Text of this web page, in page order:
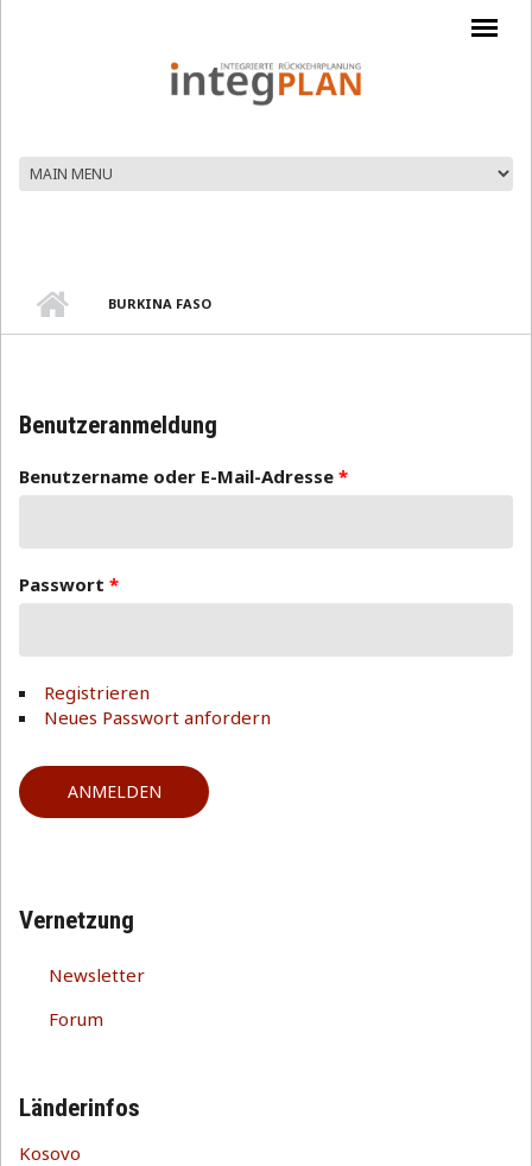
BURKINA FASO
Benutzeranmeldung
Benutzername oder E-Mail-Adresse *
Passwort *
Registrieren
Neues Passwort anfordern
Vernetzung
Newsletter
Forum
Länderinfos
Kosovo